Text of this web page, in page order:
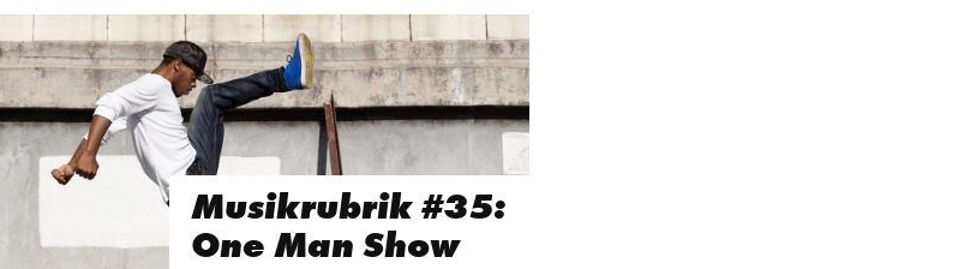
Musikrubrik #35:
One Man Show